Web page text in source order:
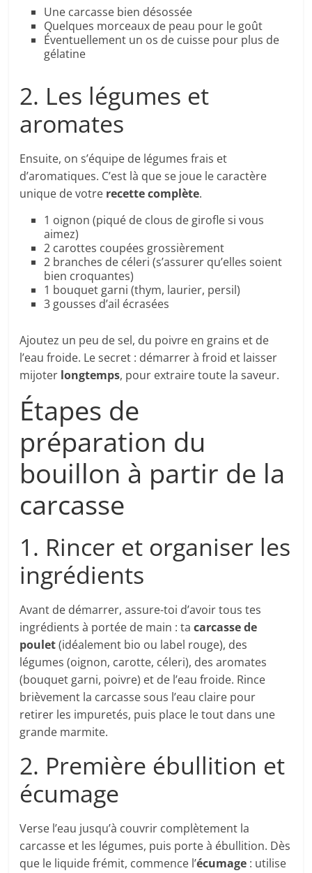
Une carcasse bien désossée
Quelques morceaux de peau pour le goût
Éventuellement un os de cuisse pour plus de
gélatine
2. Les légumes et
aromates
Ensuite, on s’équipe de légumes frais et
d’aromatiques. C’est là que se joue le caractère
unique de votre recette complète.
1 oignon (piqué de clous de girofle si vous
aimez)
2 carottes coupées grossièrement
2 branches de céleri (s’assurer qu’elles soient
bien croquantes)
1 bouquet garni (thym, laurier, persil)
3 gousses d’ail écrasées
Ajoutez un peu de sel, du poivre en grains et de
l’eau froide. Le secret : démarrer à froid et laisser
mijoter longtemps, pour extraire toute la saveur.
Étapes de
préparation du
bouillon à partir de la
carcasse
1. Rincer et organiser les
ingrédients
Avant de démarrer, assure-toi d’avoir tous tes
ingrédients à portée de main : tacarcasse de
poulet(idéalement bio ou label rouge), des
légumes (oignon, carotte, céleri), des aromates
(bouquet garni, poivre) et de l’eau froide. Rince
brièvement la carcasse sous l’eau claire pour
retirer les impuretés, puis place le tout dans une
grande marmite.
2. Première ébullition et
écumage
Verse l’eau jusqu’à couvrir complètement la
carcasse et les légumes, puis porte à ébullition. Dès
que le liquide frémit, commence l’écumage : utilise